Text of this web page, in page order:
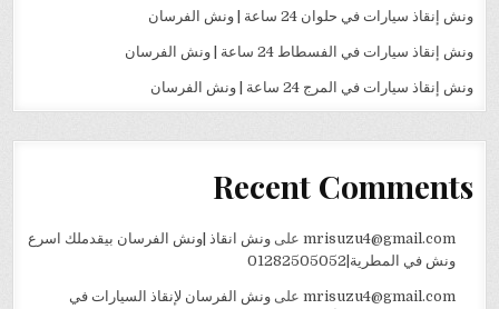
ونش إنقاذ سيارات في حلوان 24 ساعة | ونش الفرسان
ونش إنقاذ سيارات في الفسطاط 24 ساعة | ونش الفرسان
ونش إنقاذ سيارات في المرج 24 ساعة | ونش الفرسان
Recent Comments
mrisuzu4@gmail.comعلى ونش انقاذ |ونش الفرسان بيقدملك اسرع
ونش في المطرية|01282505052
mrisuzu4@gmail.comعلى ونش الفرسان لإنقاذ السيارات في